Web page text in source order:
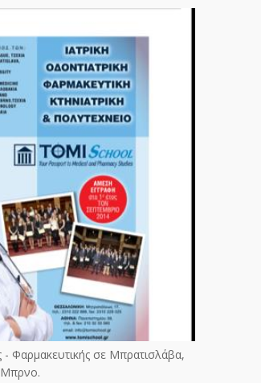
- Φαρμακευτικής σε Μπρατισλάβα,
Μπρνο.